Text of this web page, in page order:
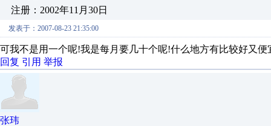
注册：2002年11月30日
发表于：2007-08-23 21:35:00
可我不是用一个呢!我是每月要几十个呢!什么地方有比较好又
回复 引用 举报
张玮